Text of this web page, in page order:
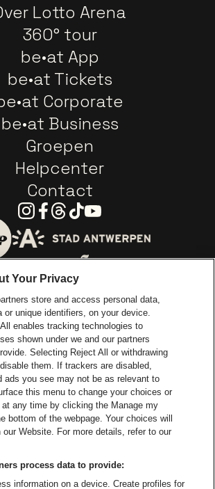
Lotto Arena
360° tour
be•at App
be•at Tickets
Corporate
be•at Business
Groepen
Helpcenter
Contact
Instagram
Facebook
Threads
TiktokYoutube
Ga naar de website van
naar de website van Europcar
Ga naar de
de website van Coca-Cola
Ga naar de website van
Ga naar
naar de website van Champagne
Ga naar de website
Ga naar de website van Het
Ga naar de
is een deel vanbe•at
Lotto Arena
119, 2170 Antwerpen
Be-At Venues
Your Privacy
store and access personal data,
or unique identifiers, on your device.
enables tracking technologies to
shown under we and our partners
Selecting Reject All or withdrawing
them. If trackers are disabled,
ads you see may not be as relevant to
this menu to change your choices or
at any time by clicking the Manage my
bottom of the webpage. Your choices will
our Website. For more details, refer to our
process data to provide:
information on a device. Create profiles for